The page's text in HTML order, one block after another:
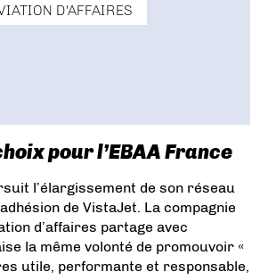
D'AFFAIRES
pour l’EBAA France
l’élargissement de son réseau
de VistaJet. La compagnie
d’affaires partage avec
la même volonté de promouvoir «
utile, performante et responsable,